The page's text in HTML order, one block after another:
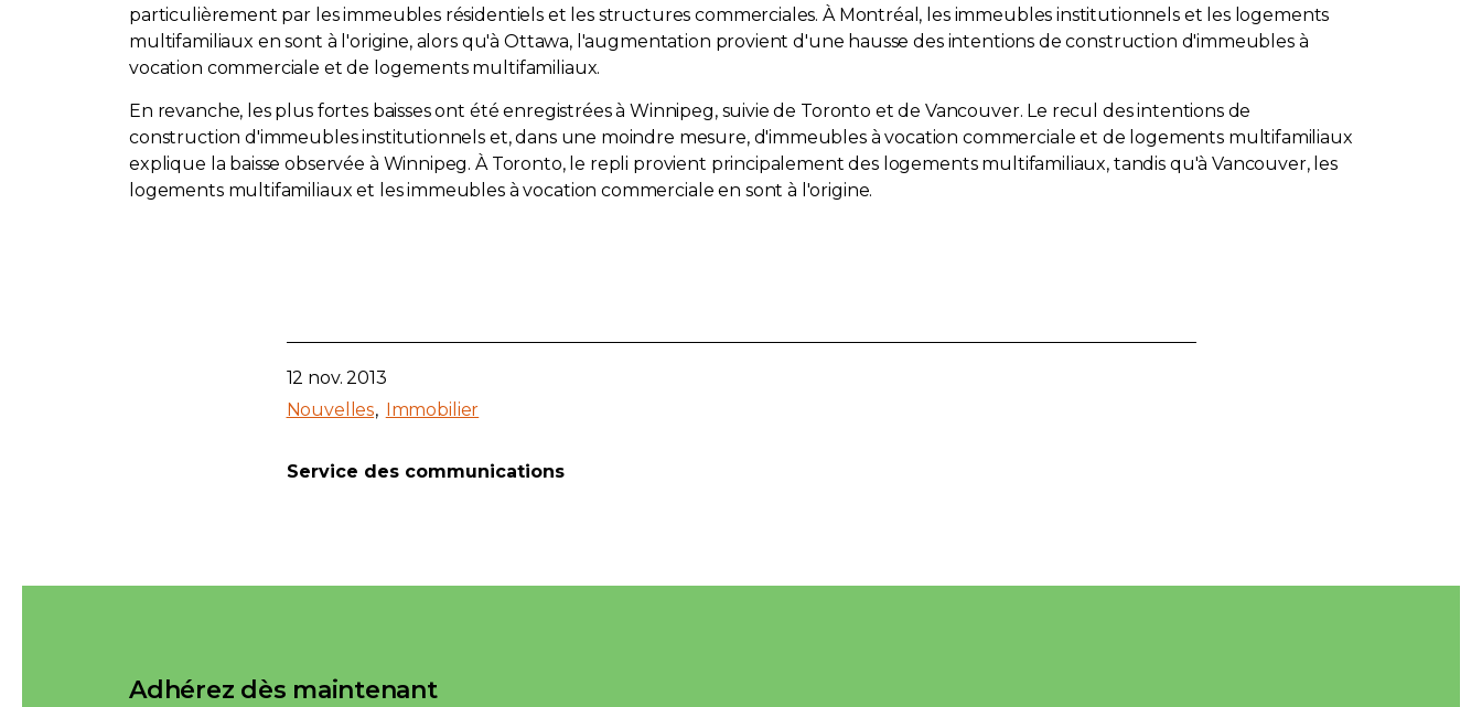
particulièrement par les immeubles résidentiels et les structures commerciales. À Montréal, les immeubles institutionnels et les logements
multifamiliaux en sont à l'origine, alors qu'à Ottawa, l'augmentation provient d'une hausse des intentions de construction d'immeubles à
vocation commerciale et de logements multifamiliaux.
En revanche, les plus fortes baisses ont été enregistrées à Winnipeg, suivie de Toronto et de Vancouver. Le recul des intentions de
construction d'immeubles institutionnels et, dans une moindre mesure, d'immeubles à vocation commerciale et de logements multifamiliaux
explique la baisse observée à Winnipeg. À Toronto, le repli provient principalement des logements multifamiliaux, tandis qu'à Vancouver, les
logements multifamiliaux et les immeubles à vocation commerciale en sont à l'origine.
12 nov. 2013
Nouvelles
Immobilier
Service des communications
Adhérez dès maintenant